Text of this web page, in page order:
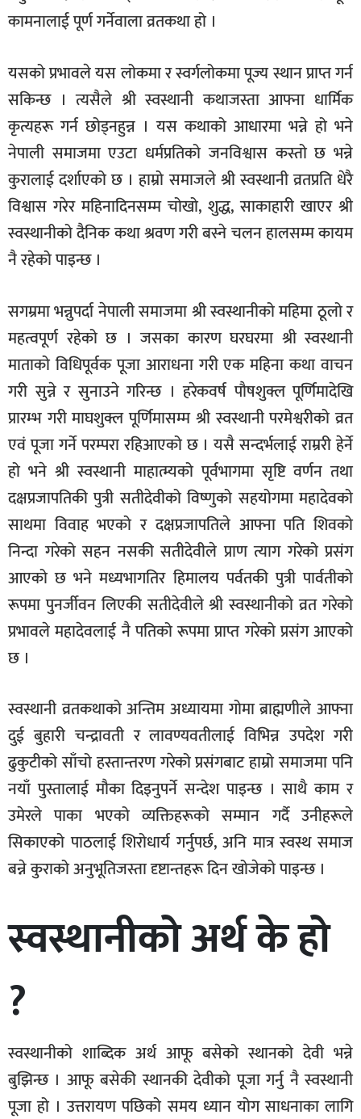
कामनालाई पूर्ण गर्नेवाला व्रतकथा हो ।
यसको प्रभावले यस लोकमा र स्वर्गलोकमा पूज्य स्थान प्राप्त गर्न
सकिन्छ । त्यसैले श्री स्वस्थानी कथाजस्ता आफ्ना धार्मिक
कृत्यहरू गर्न छोड्नहुन्न । यस कथाको आधारमा भन्ने हो भने
नेपाली समाजमा एउटा धर्मप्रतिको जनविश्वास कस्तो छ भन्ने
कुरालाई दर्शाएको छ । हाम्रो समाजले श्री स्वस्थानी व्रतप्रति धेरै
विश्वास गरेर महिनादिनसम्म चोखो, शुद्ध, साकाहारी खाएर श्री
स्वस्थानीको दैनिक कथा श्रवण गरी बस्ने चलन हालसम्म कायम
नै रहेको पाइन्छ ।
सगम्रमा भन्नुपर्दा नेपाली समाजमा श्री स्वस्थानीको महिमा ठूलो र
महत्वपूर्ण रहेको छ । जसका कारण घरघरमा श्री स्वस्थानी
माताको विधिपूर्वक पूजा आराधना गरी एक महिना कथा वाचन
गरी सुन्ने र सुनाउने गरिन्छ । हरेकवर्ष पौषशुक्ल पूर्णिमादेखि
प्रारम्भ गरी माघशुक्ल पूर्णिमासम्म श्री स्वस्थानी परमेश्वरीको व्रत
एवं पूजा गर्ने परम्परा रहिआएको छ । यसै सन्दर्भलाई राम्ररी हेर्ने
हो भने श्री स्वस्थानी माहात्म्यको पूर्वभागमा सृष्टि वर्णन तथा
दक्षप्रजापतिकी पुत्री सतीदेवीको विष्णुको सहयोगमा महादेवको
साथमा विवाह भएको र दक्षप्रजापतिले आफ्ना पति शिवको
निन्दा गरेको सहन नसकी सतीदेवीले प्राण त्याग गरेको प्रसंग
आएको छ भने मध्यभागतिर हिमालय पर्वतकी पुत्री पार्वतीको
रूपमा पुनर्जीवन लिएकी सतीदेवीले श्री स्वस्थानीको व्रत गरेको
प्रभावले महादेवलाई नै पतिको रूपमा प्राप्त गरेको प्रसंग आएको
छ ।
स्वस्थानी व्रतकथाको अन्तिम अध्यायमा गोमा ब्राह्मणीले आफ्ना
दुई बुहारी चन्द्रावती र लावण्यवतीलाई विभिन्न उपदेश गरी
ढुकुटीको साँचो हस्तान्तरण गरेको प्रसंगबाट हाम्रो समाजमा पनि
नयाँ पुस्तालाई मौका दिइनुपर्ने सन्देश पाइन्छ । साथै काम र
उमेरले पाका भएको व्यक्तिहरूको सम्मान गर्दै उनीहरूले
सिकाएको पाठलाई शिरोधार्य गर्नुपर्छ, अनि मात्र स्वस्थ समाज
बन्ने कुराको अनुभूतिजस्ता दृष्टान्तहरू दिन खोजेको पाइन्छ ।
स्वस्थानीको अर्थ के हो
?
स्वस्थानीको शाब्दिक अर्थ आफू बसेको स्थानको देवी भन्ने
बुझिन्छ । आफू बसेकी स्थानकी देवीको पूजा गर्नु नै स्वस्थानी
पूजा हो । उत्तरायण पछिको समय ध्यान योग साधनाका लागि